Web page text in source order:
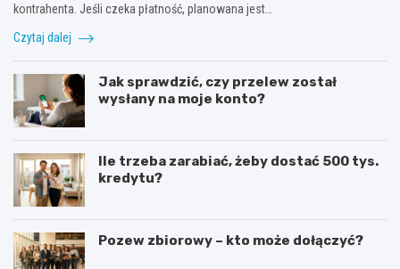
kontrahenta. Jeśli czeka płatność, planowana jest…
Czytaj dalej
Jak sprawdzić, czy przelew został
wysłany na moje konto?
Ile trzeba zarabiać, żeby dostać 500 tys.
kredytu?
Pozew zbiorowy – kto może dołączyć?